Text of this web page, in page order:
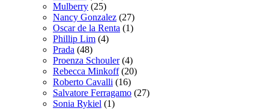
Mulberry (25)
Nancy Gonzalez (27)
Oscar de la Renta (1)
Phillip Lim (4)
Prada (48)
Proenza Schouler(4)
Rebecca Minkoff(20)
Roberto Cavalli (16)
Salvatore Ferragamo (27)
Sonia Rykiel (1)